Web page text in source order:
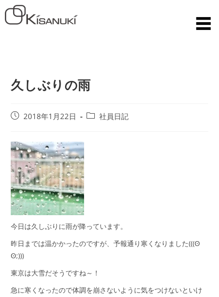
久しぶりの雨
2018年1月22日 社員日記
今日は久しぶりに雨が降っています。
昨日までは温かかったのですが、予報通り寒くなりました(((ʘ
ʘ;)))
東京は大雪だそうですね～！
急に寒くなったので体調を崩さないように気をつけないといけ